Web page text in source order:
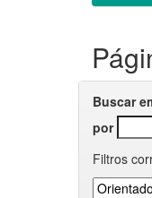
Buscar
por
Filtros